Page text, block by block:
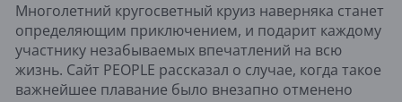
Многолетний кругосветный круиз наверняка станет
определяющим приключением, и подарит каждому
участнику незабываемых впечатлений на всю
жизнь. Сайт PEOPLE рассказал о случае, когда такое
важнейшее плавание было внезапно отменено